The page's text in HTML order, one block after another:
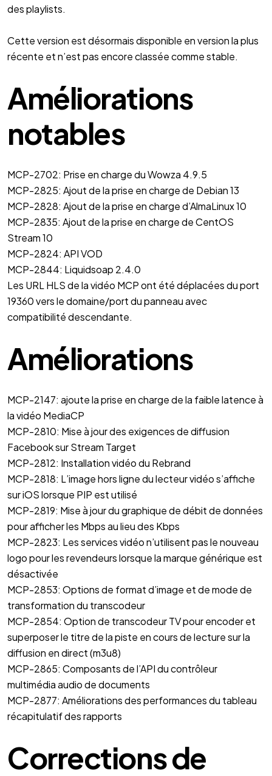
des playlists.
Cette version est désormais disponible en version la plus
récente et n’est pas encore classée comme stable.
Améliorations
notables
MCP-2702: Prise en charge du Wowza 4.9.5
MCP-2825: Ajout de la prise en charge de Debian 13
MCP-2828: Ajout de la prise en charge d’AlmaLinux 10
MCP-2835: Ajout de la prise en charge de CentOS
Stream 10
MCP-2824: API VOD
MCP-2844: Liquidsoap 2.4.0
Les URL HLS de la vidéo MCP ont été déplacées du port
19360 vers le domaine/port du panneau avec
compatibilité descendante.
Améliorations
MCP-2147: ajoute la prise en charge de la faible latence à
la vidéo MediaCP
MCP-2810: Mise à jour des exigences de diffusion
Facebook sur Stream Target
MCP-2812: Installation vidéo du Rebrand
MCP-2818: L’image hors ligne du lecteur vidéo s’affiche
sur iOS lorsque PIP est utilisé
MCP-2819: Mise à jour du graphique de débit de données
pour afficher les Mbps au lieu des Kbps
MCP-2823: Les services vidéo n’utilisent pas le nouveau
logo pour les revendeurs lorsque la marque générique est
désactivée
MCP-2853: Options de format d’image et de mode de
transformation du transcodeur
MCP-2854: Option de transcodeur TV pour encoder et
superposer le titre de la piste en cours de lecture sur la
diffusion en direct (m3u8)
MCP-2865: Composants de l’API du contrôleur
multimédia audio de documents
MCP-2877: Améliorations des performances du tableau
récapitulatif des rapports
Corrections de